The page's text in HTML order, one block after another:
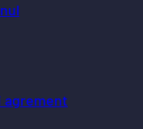
agrement